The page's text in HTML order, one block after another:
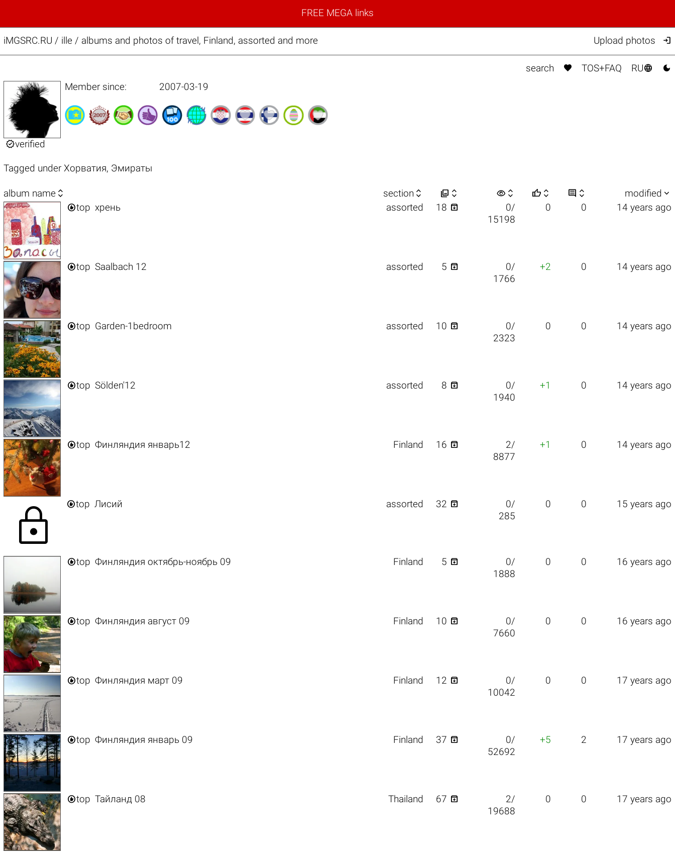
FREE MEGA links
iMGSRC.RU / ille / albums and photos of travel, Finland, assorted and more Upload photos 
search  TOS+FAQ RU 
verified
Member since: 2007-03-19
Tagged under Хорватия, Эмираты
album name  section    visibility      modified 
top хрень assorted 18 
0/
15198
0 0 14 years ago
top Saalbach 12 assorted 5 
0/
1766
+2 0 14 years ago
top Garden-1bedroom assorted 10 
0/
2323
0 0 14 years ago
top Sölden'12 assorted 8 
0/
1940
+1 0 14 years ago
top Финляндия январь12 Finland 16 
2/
8877
+1 0 14 years ago
lock top Лисий assorted 32 
0/
285
0 0 15 years ago
top Финляндия октябрь-ноябрь 09 Finland 5 
0/
1888
0 0 16 years ago
top Финляндия август 09 Finland 10 
0/
7660
0 0 16 years ago
top Финляндия март 09 Finland 12 
0/
10042
0 0 17 years ago
top Финляндия январь 09 Finland 37 
0/
52692
+5 2 17 years ago
top Тайланд 08 Thailand 67 
2/
19688
0 0 17 years ago